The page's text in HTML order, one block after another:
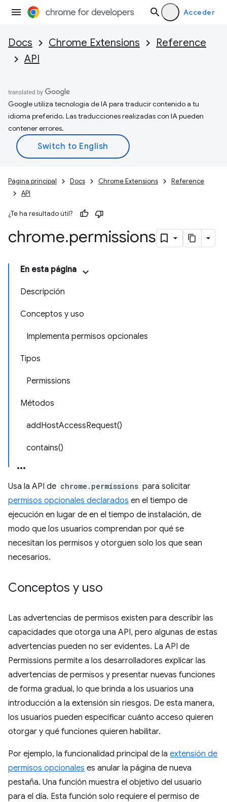
Acceder
Docs Chrome Extensions
Reference
API
Google utiliza tecnología de IA para traducir contenido a tu
idioma preferido. Las traducciones realizadas con IA pueden
contener errores.
Página principal Docs Chrome Extensions
Reference
API
¿Te ha resultado útil?
chrome.permissions
En esta página
Descripción
Conceptos y uso
Implementa permisos opcionales
Tipos
Permissions
Métodos
addHostAccessRequest()
contains()
Usa la API de chrome.permissions para solicitar
permisos opcionales declarados en el tiempo de
ejecución en lugar de en el tiempo de instalación, de
modo que los usuarios comprendan por qué se
necesitan los permisos y otorguen solo los que sean
necesarios.
Conceptos y uso
Las advertencias de permisos existen para describir las
capacidades que otorga una API, pero algunas de estas
advertencias pueden no ser evidentes. La API de
Permissions permite a los desarrolladores explicar las
advertencias de permisos y presentar nuevas funciones
de forma gradual, lo que brinda a los usuarios una
introducción a la extensión sin riesgos. De esta manera,
los usuarios pueden especificar cuánto acceso quieren
otorgar y qué funciones quieren habilitar.
Por ejemplo, la funcionalidad principal de la extensión de
permisos opcionales es anular la página de nueva
pestaña. Una función muestra el objetivo del usuario
para el día. Esta función solo requiere el permiso de